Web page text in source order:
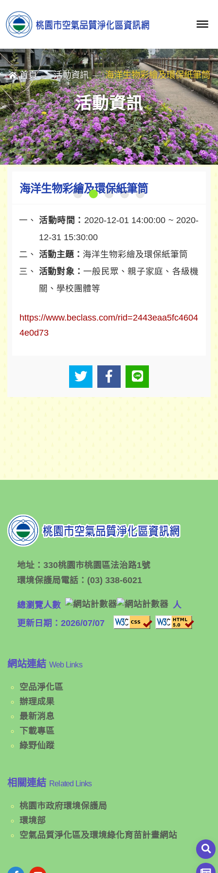
首頁 活動資訊 海洋生物彩繪及環保紙筆筒
活動資訊
海洋生物彩繪及環保紙筆筒
活動時間： 2020-12-01 14:00:00 ~ 2020-
12-31 15:30:00
活動主題： 海洋生物彩繪及環保紙筆筒
活動對象：一般民眾、親子家庭、各級機
關、學校團體等
https://www.beclass.com/rid=2443eaa5fc4604
4e0d73
地址： 330桃園市桃園區法治路1號
環境保護局電話： (03) 338-6021
總瀏覽人數
人
更新日期：2026/07/07
網站連結 Web Links
空品淨化區
辦理成果
最新消息
下載專區
綠野仙蹤
相關連結 Related Links
桃園市政府環境保護局
環境部
空氣品質淨化區及環境綠化育苗計畫網站